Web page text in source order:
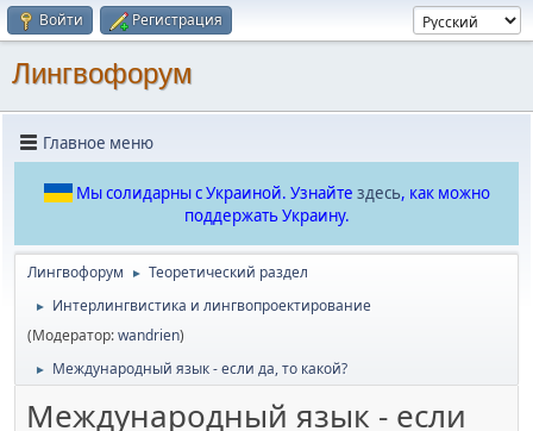
Войти Регистрация
Лингвофорум
Главное меню
Мы солидарны с Украиной. Узнайте здесь, как можно
поддержать Украину.
Лингвофорум ► Теоретический раздел
►
Интерлингвистика и лингвопроектирование
(Модератор:wandrien)
► Международный язык - если да, то какой?
Международный язык - если